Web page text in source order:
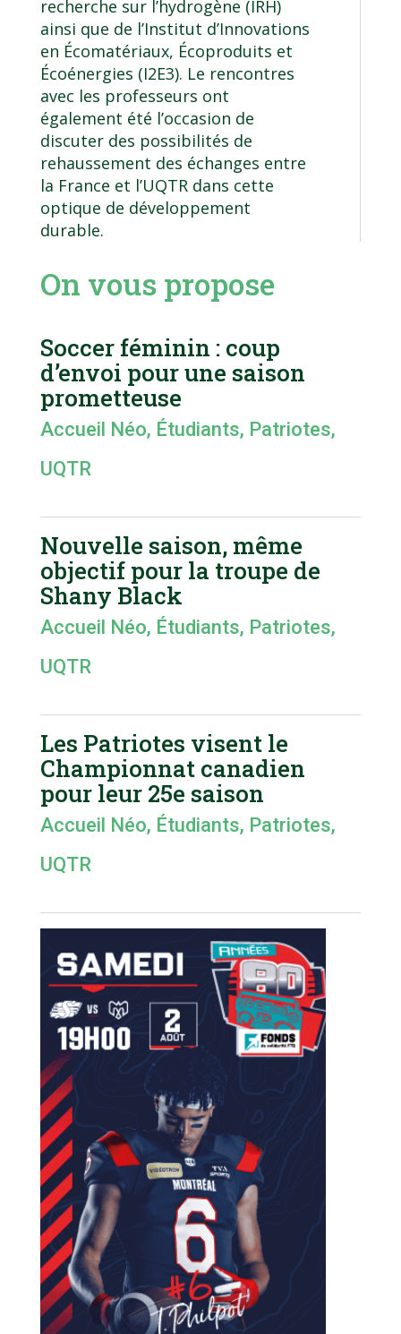
recherche sur l’hydrogène (IRH)
ainsi que de l’Institut d’Innovations
en Écomatériaux, Écoproduits et
Écoénergies (I2E3). Le rencontres
avec les professeurs ont
également été l’occasion de
discuter des possibilités de
rehaussement des échanges entre
la France et l’UQTR dans cette
optique de développement
durable.
On vous propose
Soccer féminin : coup
d’envoi pour une saison
prometteuse
Accueil Néo, Étudiants, Patriotes,
UQTR
Nouvelle saison, même
objectif pour la troupe de
Shany Black
Accueil Néo, Étudiants, Patriotes,
UQTR
Les Patriotes visent le
Championnat canadien
pour leur 25e saison
Accueil Néo, Étudiants, Patriotes,
UQTR